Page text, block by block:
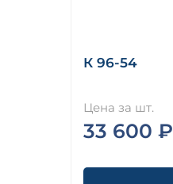
К 96-54
Цена за шт.
33 600 ₽